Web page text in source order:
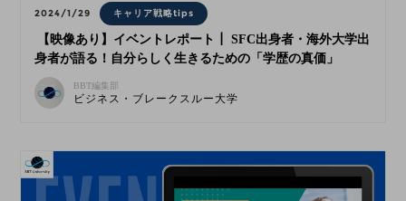
2024/1/29 キャリア戦略tips
【映像あり】イベントレポート┃ SFC出身者・海外大学出
身者が語る！自分らしく生きるための「学歴の真価」
BBT編集部
ビジネス・ブレークスルー大学